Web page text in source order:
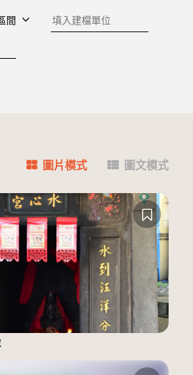
間
建檔單位
圖片模式 圖文模式